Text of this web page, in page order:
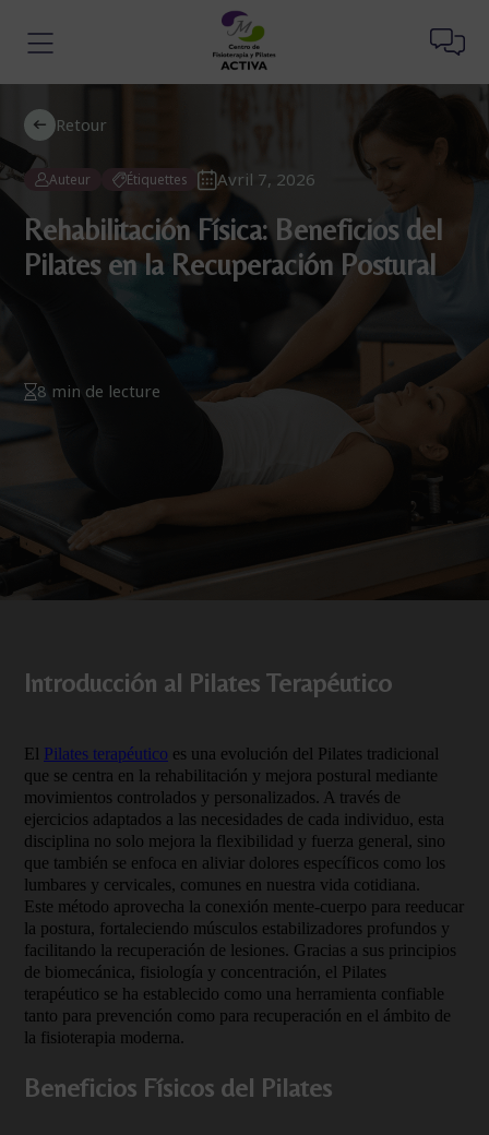
Retour
Auteur Étiquettes Avril 7, 2026
Rehabilitación Física: Beneficios del
Pilates en la Recuperación Postural
8 min de lecture
Introducción al Pilates Terapéutico
El Pilates terapéutico es una evolución del Pilates tradicional
que se centra en la rehabilitación y mejora postural mediante
movimientos controlados y personalizados. A través de
ejercicios adaptados a las necesidades de cada individuo, esta
disciplina no solo mejora la flexibilidad y fuerza general, sino
que también se enfoca en aliviar dolores específicos como los
lumbares y cervicales, comunes en nuestra vida cotidiana.
Este método aprovecha la conexión mente-cuerpo para reeducar
la postura, fortaleciendo músculos estabilizadores profundos y
facilitando la recuperación de lesiones. Gracias a sus principios
de biomecánica, fisiología y concentración, el Pilates
terapéutico se ha establecido como una herramienta confiable
tanto para prevención como para recuperación en el ámbito de
la fisioterapia moderna.
Beneficios Físicos del Pilates